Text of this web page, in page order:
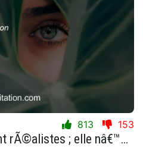
813 153
Seules les femmes sont rÃ©alistes ; elle nâ€™ont quâ€™un but dans la vie : opposer leur rÃ©alisme Ã lâ€™idÃ©alisme extravagant, excessif, parfois Ã©thylique des hommes.